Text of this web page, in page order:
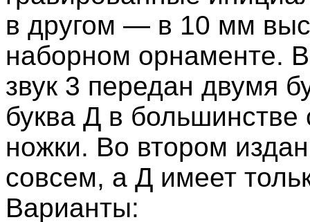
в другом — в 10 мм
наборном орнаменте.
звук 3 передан двумя
буква Д в
ножки. Во втором
совсем, а Д имеет
Варианты: